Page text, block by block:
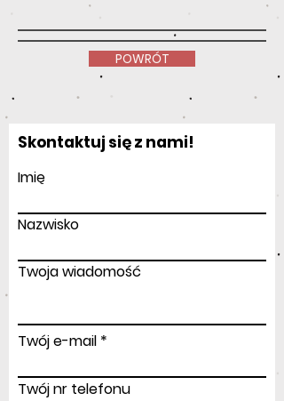
POWRÓT
Skontaktuj się z nami!
Imię
Nazwisko
Twoja wiadomość
Twój e-mail
Twój nr telefonu